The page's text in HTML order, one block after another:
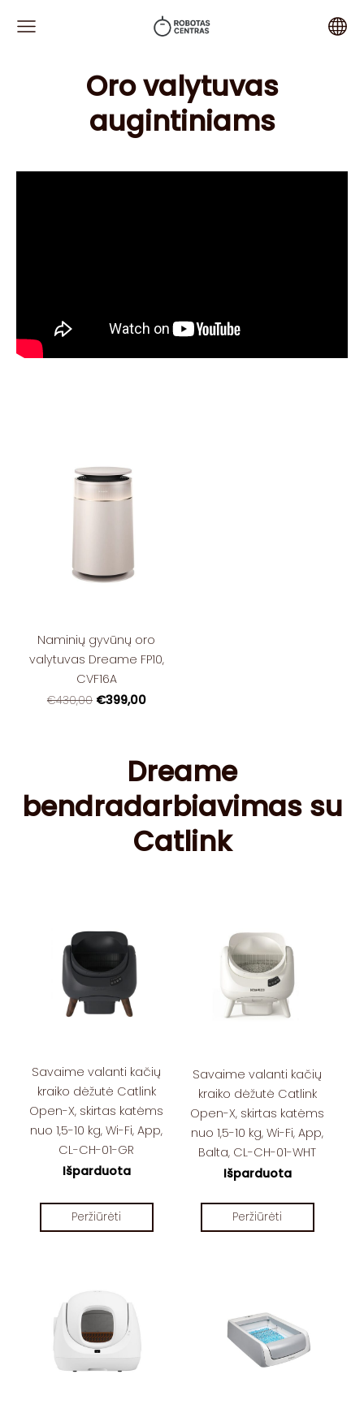
Oro valytuvas
augintiniams
Naminių gyvūnų oro
valytuvas Dreame FP10,
CVF16A
€430,00 €399,00
Dreame
bendradarbiavimas su
Catlink
Savaime valanti kačių
kraiko dėžutė Catlink
Open-X, skirtas katėms
nuo 1,5-10 kg, Wi-Fi, App,
CL-CH-01-GR
Išparduota
Peržiūrėti
Savaime valanti kačių
kraiko dėžutė Catlink
Open-X, skirtas katėms
nuo 1,5-10 kg, Wi-Fi, App,
Balta, CL-CH-01-WHT
Išparduota
Peržiūrėti